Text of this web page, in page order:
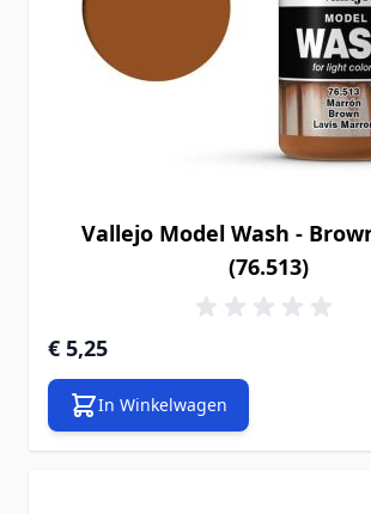
Vallejo Model Wash -
(76.513)
€ 5,25
In Winkelwagen